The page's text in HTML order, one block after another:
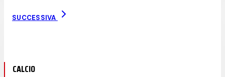
SUCCESSIVA
CALCIO